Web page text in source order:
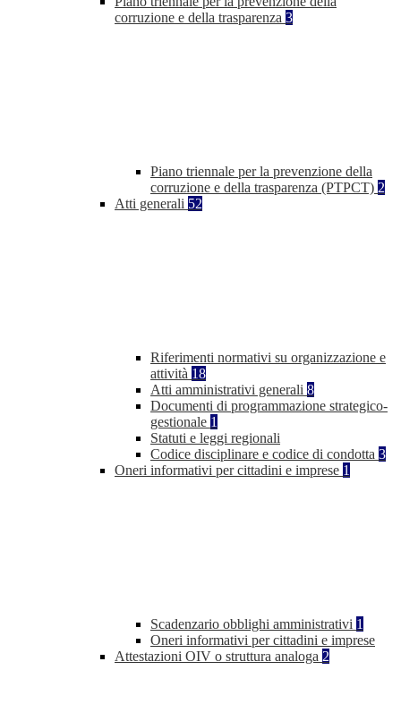
corruzione e della trasparenza 3
Piano triennale per la prevenzione della
corruzione e della trasparenza (PTPCT) 2
Atti generali 52
Riferimenti normativi su organizzazione e
attività 18
Atti amministrativi generali 8
Documenti di programmazione strategico-
gestionale 1
Statuti e leggi regionali
Codice disciplinare e codice di condotta 3
Oneri informativi per cittadini e imprese 1
Scadenzario obblighi amministrativi 1
Oneri informativi per cittadini e imprese
Attestazioni OIV o struttura analoga 2